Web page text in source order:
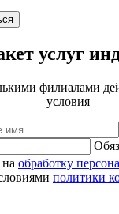
услуг
филиалами
условия
обработку
политики